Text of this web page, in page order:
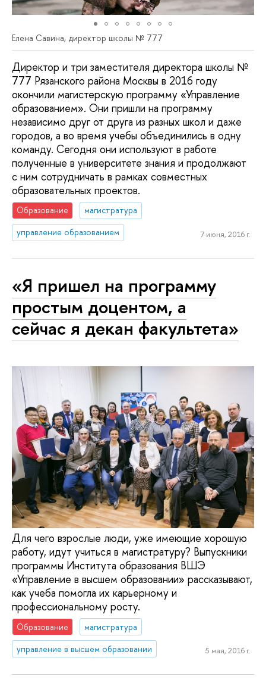
Елена Савина, директор школы № 777
Директор и три заместителя директора школы №
777 Рязанского района Москвы в 2016 году
окончили магистерскую программу «Управление
образованием». Они пришли на программу
независимо друг от друга из разных школ и даже
городов, а во время учебы объединились в одну
команду. Сегодня они используют в работе
полученные в университете знания и продолжают
с ним сотрудничать в рамках совместных
образовательных проектов.
Образование
магистратура
управление образованием
7 июня, 2016 г.
«Я пришел на программу
простым доцентом, а
сейчас я декан факультета»
Для чего взрослые люди, уже имеющие хорошую
работу, идут учиться в магистратуру? Выпускники
программы Института образования ВШЭ
«Управление в высшем образовании» рассказывают,
как учеба помогла их карьерному и
профессиональному росту.
Образование
магистратура
управление в высшем образовании
5 мая, 2016 г.